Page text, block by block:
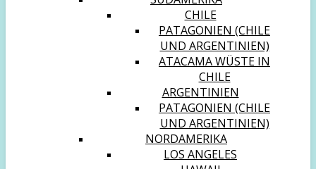
CHILE
PATAGONIEN (CHILE
UND ARGENTINIEN)
ATACAMA WÜSTE IN
CHILE
ARGENTINIEN
PATAGONIEN (CHILE
UND ARGENTINIEN)
NORDAMERIKA
LOS ANGELES